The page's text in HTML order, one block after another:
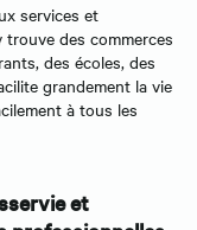
services et
des commerces
des écoles, des
grandement la vie
à tous les
et